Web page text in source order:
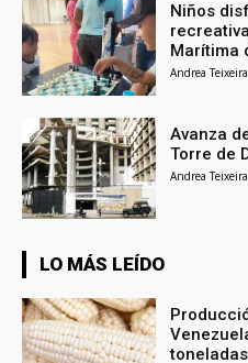
Niños
Marítima
Andrea Teixeira
Avanza
Torre de
Andrea Teixeira
LO MÁS LEÍDO
toneladas